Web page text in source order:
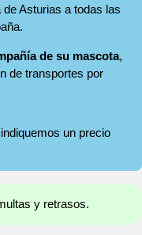
Asturias a todas las
de su mascota,
de transportes por
un precio
y retrasos.